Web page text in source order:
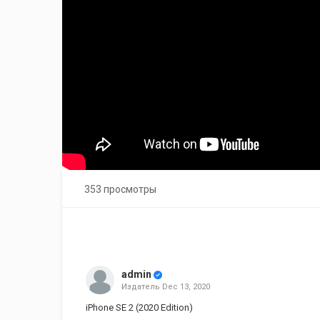
353 просмотры
admin
Издатель Dec 13, 2020
iPhone SE 2 (2020 Edition)